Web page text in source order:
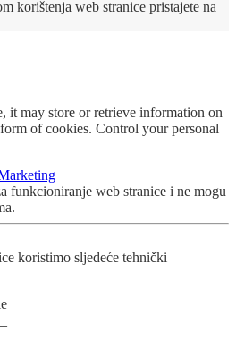
korištenja web stranice pristajete na
it may store or retrieve information on
of cookies. Control your personal
funkcioniranje web stranice i ne mogu
koristimo sljedeće tehnički